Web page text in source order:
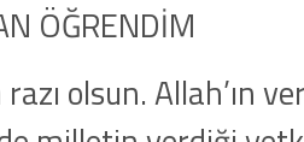
ÖĞRENDİM
olsun. Allah’ın